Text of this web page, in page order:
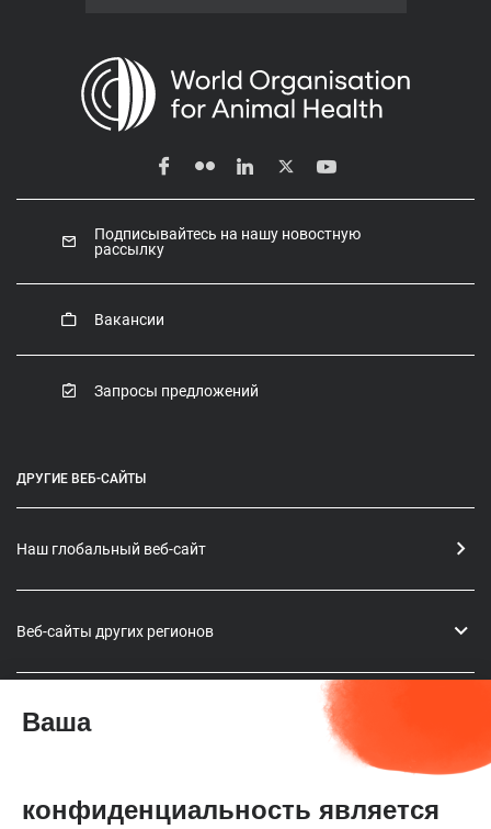
Подписывайтесь на нашу новостную
рассылку
Вакансии
Запросы предложений
ДРУГИЕ ВЕБ-САЙТЫ
Наш глобальный веб-сайт
Веб-сайты других регионов
БЫСТРЫЕ ССЫЛКИ
Ваша
конфиденциальность является